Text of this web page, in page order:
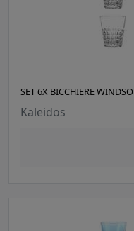
SET 6X BICCHIERE
Kaleidos